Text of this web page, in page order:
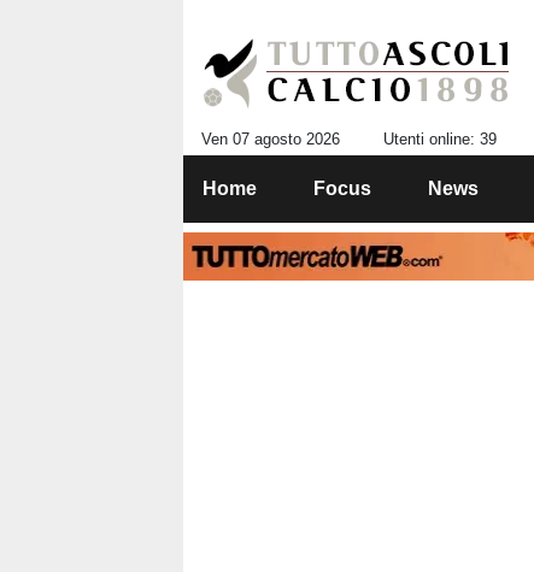
Ven 07 agosto 2026 Utenti online: 39
Home Focus News